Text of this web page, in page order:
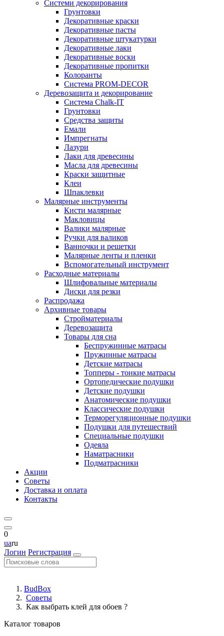
Системи декорирования
Грунтовки
Декоративные краски
Декоративные пасты
Декоративные штукатурки
Декоративные лаки
Декоративные воски
Декоративные пропитки
Колоранты
Система PROM-DECOR
Деревозащита и декорирование
Система Chalk-IT
Грунтовки
Средства защиты
Емали
Импрегнаты
Лазури
Лаки для древесины
Масла для древесины
Краски защитные
Клеи
Шпаклевки
Малярные инструменты
Кисти малярные
Макловицы
Валики малярные
Ручки для валиков
Ванночки и решетки
Малярные ленты и пленки
Вспомогательный инструмент
Расходные материалы
Шлифовальные материалы
Диски для резки
Распродажа
Архивные товары
Стройматериалы
Деревозащита
Товары для сна
Беспружинные матрасы
Пружинные матрасы
Детские матрасы
Топперы - тонкие матрасы
Ортопедические подушки
Детские подушки
Анатомические подушки
Классические подушки
Терморегуляционные подушки
Подушки для путешествий
Специальные подушки
Одеяла
Наматрасники
Подматрасники
Акции
Советы
Доставка и оплата
Контакты
0
uaru
Логин Регистрация
BudBox
Советы
Как выбрать клей для обоев ?
Каталог товаров